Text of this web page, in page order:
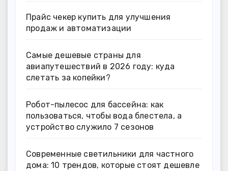
Прайс чекер купить для улучшения
продаж и автоматизации
Самые дешевые страны для
авиапутешествий в 2026 году: куда
слетать за копейки?
Робот-пылесос для бассейна: как
пользоваться, чтобы вода блестела, а
устройство служило 7 сезонов
Современные светильники для частного
дома: 10 трендов, которые стоят дешевле